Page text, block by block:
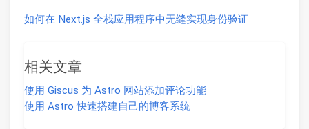
如何在 Next.js 全栈应用程序中无缝实现身份验证
相关文章
使用 Giscus 为 Astro 网站添加评论功能
使用 Astro 快速搭建自己的博客系统